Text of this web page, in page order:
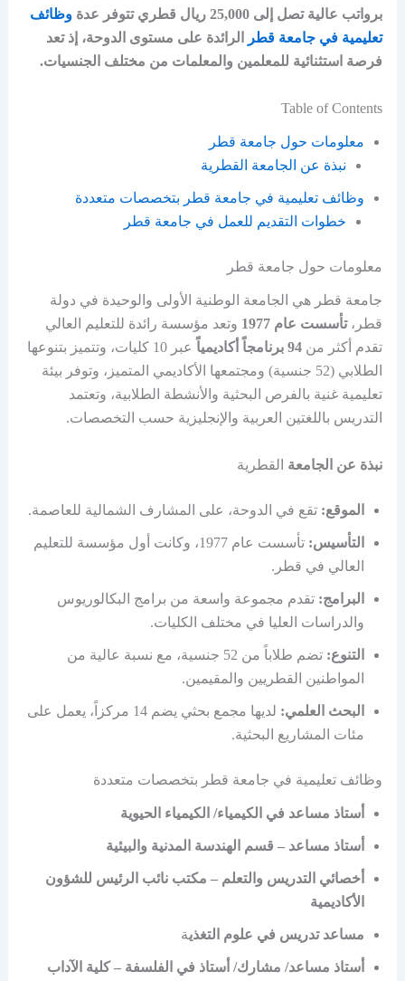
برواتب عالية تصل إلى 25,000 ريال قطري تتوفر عدة
وظائف
تعليمية في جامعة قطر
الرائدة على مستوى الدوحة، إذ تعد
فرصة استثنائية للمعلمين والمعلمات من مختلف الجنسيات.
Table of Contents
معلومات حول جامعة قطر
نبذة عن الجامعة القطرية
وظائف تعليمية في جامعة قطر بتخصصات متعددة
خطوات التقديم للعمل في جامعة قطر
معلومات حول جامعة قطر
جامعة قطر هي الجامعة الوطنية الأولى والوحيدة في دولة
قطر، تأسست عام 1977
وتعد مؤسسة رائدة للتعليم العالي
تقدم أكثر من
عبر 10 كليات، وتتميز بتنوعها
الطلابي (52 جنسية) ومجتمعها الأكاديمي المتميز، وتوفر بيئة
تعليمية غنية بالفرص البحثية والأنشطة الطلابية، وتعتمد
التدريس باللغتين العربية والإنجليزية حسب التخصصات.
نبذة عن الجامعة القطرية
الموقع: تقع في الدوحة، على المشارف الشمالية للعاصمة.
التأسيس:
تأسست عام 1977، وكانت أول مؤسسة للتعليم
العالي في قطر.
البرامج: تقدم مجموعة واسعة من برامج البكالوريوس
والدراسات العليا في مختلف الكليات.
التنوع:
تضم طلاباً من 52 جنسية، مع نسبة عالية من
المواطنين القطريين والمقيمين.
البحث العلمي:
لديها مجمع بحثي يضم 14 مركزاً، يعمل على
مئات المشاريع البحثية.
وظائف تعليمية في جامعة قطر بتخصصات متعددة
أستاذ مساعد في الكيمياء/ الكيمياء الحيوية
أستاذ مساعد – قسم الهندسة المدنية والبيئية
أخصائي التدريس والتعلم – مكتب نائب الرئيس للشؤون
الأكاديمية
مساعد تدريس في علوم التغذية
أستاذ مساعد/ مشارك/ أستاذ في الفلسفة – كلية الآداب